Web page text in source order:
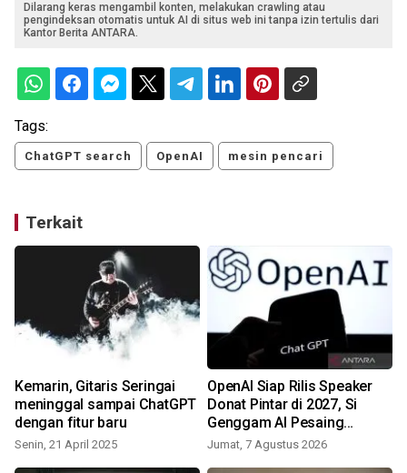
Dilarang keras mengambil konten, melakukan crawling atau
pengindeksan otomatis untuk AI di situs web ini tanpa izin tertulis dari
Kantor Berita ANTARA.
Tags:
ChatGPT search OpenAI mesin pencari
Terkait
Kemarin, Gitaris Seringai
meninggal sampai ChatGPT
dengan fitur baru
Senin, 21 April 2025
OpenAI Siap Rilis Speaker
Donat Pintar di 2027, Si
Genggam AI Pesaing
Google & Amazon!
Jumat, 7 Agustus 2026